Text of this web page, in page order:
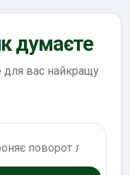
думаєте
для вас найкращу